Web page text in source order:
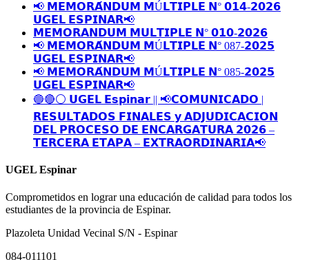
📢 𝗠𝗘𝗠𝗢𝗥𝗔́𝗡𝗗𝗨𝗠 𝗠Ú𝗟𝗧𝗜𝗣𝗟𝗘 𝗡° 𝟬𝟭𝟰-𝟮𝟬𝟮𝟲
𝗨𝗚𝗘𝗟 𝗘𝗦𝗣𝗜𝗡𝗔𝗥📢
𝗠𝗘𝗠𝗢𝗥𝗔𝗡𝗗𝗨𝗠 𝗠𝗨𝗟𝗧𝗜𝗣𝗟𝗘 𝗡° 𝟬𝟭𝟬-𝟮𝟬𝟮𝟲
📢 𝗠𝗘𝗠𝗢𝗥𝗔́𝗡𝗗𝗨𝗠 𝗠Ú𝗟𝗧𝗜𝗣𝗟𝗘 𝗡° 087-𝟮𝟬𝟮𝟱
𝗨𝗚𝗘𝗟 𝗘𝗦𝗣𝗜𝗡𝗔𝗥📢
📢 𝗠𝗘𝗠𝗢𝗥𝗔́𝗡𝗗𝗨𝗠 𝗠Ú𝗟𝗧𝗜𝗣𝗟𝗘 𝗡° 085-𝟮𝟬𝟮𝟱
𝗨𝗚𝗘𝗟 𝗘𝗦𝗣𝗜𝗡𝗔𝗥📢
🔵🔴⚪️ 𝗨𝗚𝗘𝗟 𝗘𝘀𝗽𝗶𝗻𝗮𝗿 || 📢𝗖𝗢𝗠𝗨𝗡𝗜𝗖𝗔𝗗𝗢 |
𝗥𝗘𝗦𝗨𝗟𝗧𝗔𝗗𝗢𝗦 𝗙𝗜𝗡𝗔𝗟𝗘𝗦 𝘆 𝗔𝗗𝗝𝗨𝗗𝗜𝗖𝗔𝗖𝗜𝗢𝗡
𝗗𝗘𝗟 𝗣𝗥𝗢𝗖𝗘𝗦𝗢 𝗗𝗘 𝗘𝗡𝗖𝗔𝗥𝗚𝗔𝗧𝗨𝗥𝗔 𝟮𝟬𝟮𝟲 –
𝗧𝗘𝗥𝗖𝗘𝗥𝗔 𝗘𝗧𝗔𝗣𝗔 – 𝗘𝗫𝗧𝗥𝗔𝗢𝗥𝗗𝗜𝗡𝗔𝗥𝗜𝗔📢
UGEL Espinar
Comprometidos en lograr una educación de calidad para todos los
estudiantes de la provincia de Espinar.
Plazoleta Unidad Vecinal S/N - Espinar
084-011101